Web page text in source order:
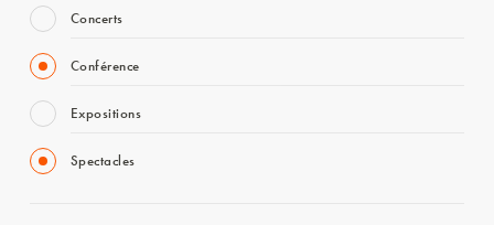
Concerts
Conférence
Expositions
Spectacles